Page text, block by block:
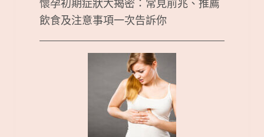
飲食及注意事項一次告訴你